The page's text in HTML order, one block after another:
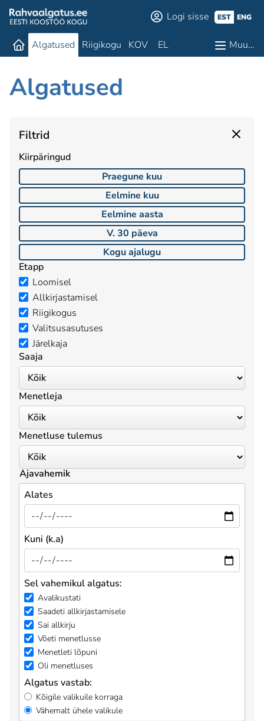
Logi sisse EST ENG
Algatused Riigikogu KOV EL Muu…
Algatused
Filtrid
Kiirpäringud
Praegune kuu
Eelmine kuu
Eelmine aasta
V. 30 päeva
Kogu ajalugu
Etapp
Loomisel
Allkirjastamisel
Riigikogus
Valitsusasutuses
Järelkaja
Saaja
Menetleja
Menetluse tulemus
Ajavahemik
Alates
Kuni (k.a)
Sel vahemikul algatus:
Avalikustati
Saadeti allkirjastamisele
Sai allkirju
Võeti menetlusse
Menetleti lõpuni
Oli menetluses
Algatus vastab:
Kõigile valikuile korraga
Vähemalt ühele valikule